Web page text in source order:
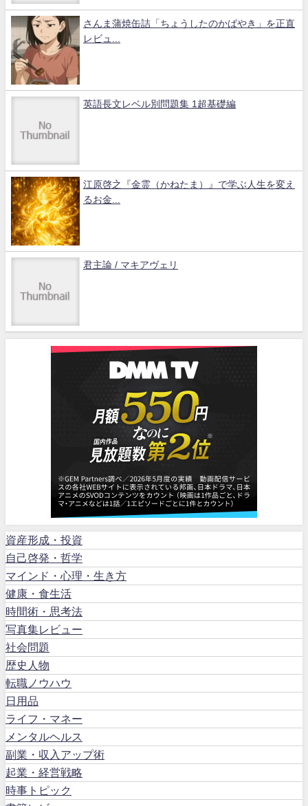
さんま蒲焼缶詰「ちょうしたのかばやき」を正直
レビュ...
英語長文レベル別問題集 1超基礎編
江原啓之『金霊（かねたま）』で学ぶ人生を変え
るお金...
君主論 / マキアヴェリ
資産形成・投資
自己啓発・哲学
マインド・心理・生き方
健康・食生活
時間術・思考法
写真集レビュー
社会問題
歴史人物
転職ノウハウ
日用品
ライフ・マネー
メンタルヘルス
副業・収入アップ術
起業・経営戦略
時事トピック